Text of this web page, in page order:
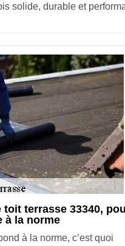
solide, durable et
toit terrasse 33340,
à la norme
à la norme, c’est quoi